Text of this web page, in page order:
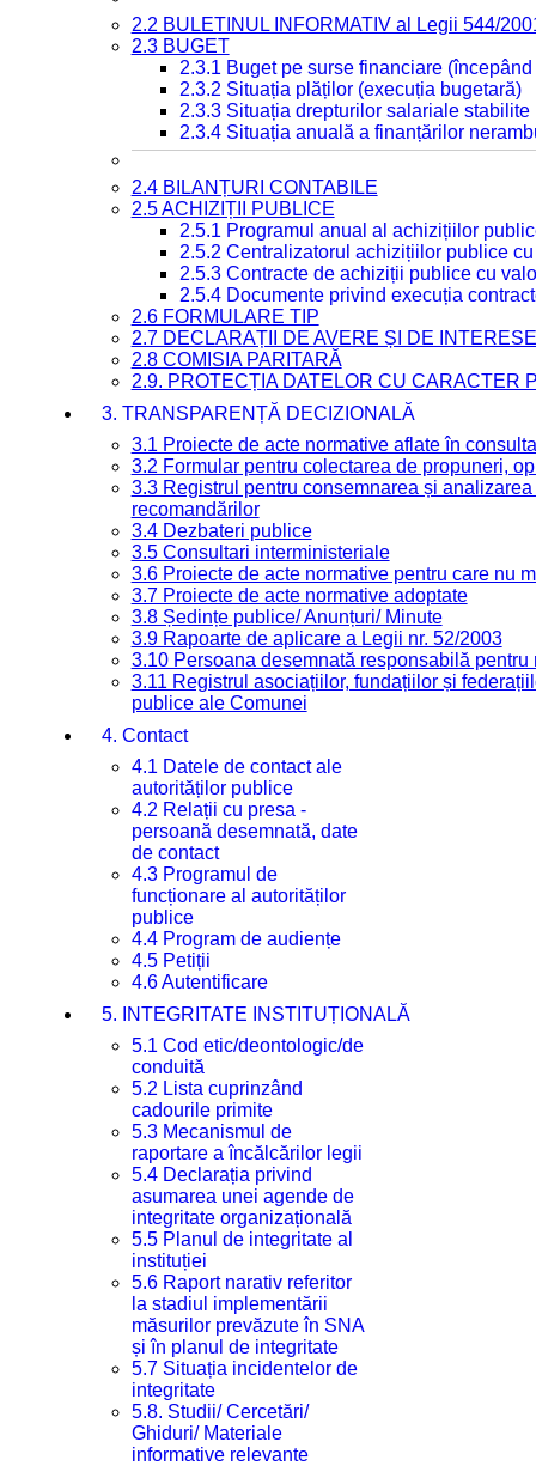
2.2 BULETINUL INFORMATIV al Legii 544/
2.3 BUGET
2.3.1 Buget pe surse financiare
2.3.2 Situația plăților (execuția bugetară)
2.3.3 Situația drepturilor salariale
2.3.4 Situația anuală a finanțărilor
2.4 BILANȚURI CONTABILE
2.5 ACHIZIȚII PUBLICE
2.5.1 Programul anual al achizițiilor
2.5.2 Centralizatorul achizițiilor publice
2.5.3 Contracte de achiziții publice cu
2.5.4 Documente privind execuția
2.6 FORMULARE TIP
2.7 DECLARAȚII DE AVERE ȘI DE INTERESE
2.8 COMISIA PARITARĂ
2.9. PROTECȚIA DATELOR CU CARACTER
3. TRANSPARENȚĂ DECIZIONALĂ
3.1 Proiecte de acte normative aflate în
3.2 Formular pentru colectarea de propuneri,
3.3 Registrul pentru consemnarea și
recomandărilor
3.4 Dezbateri publice
3.5 Consultari interministeriale
3.6 Proiecte de acte normative pentru care nu
3.7 Proiecte de acte normative adoptate
3.8 Ședințe publice/ Anunțuri/ Minute
3.9 Rapoarte de aplicare a Legii nr. 52/2003
3.10 Persoana desemnată responsabilă
3.11 Registrul asociațiilor, fundațiilor și
publice ale Comunei
4. Contact
4.1 Datele de contact ale
autorităților publice
4.2 Relații cu presa -
persoană desemnată, date
de contact
4.3 Programul de
funcționare al autorităților
publice
4.4 Program de audiențe
4.5 Petiții
4.6 Autentificare
5. INTEGRITATE INSTITUȚIONALĂ
5.1 Cod etic/deontologic/de
conduită
5.2 Lista cuprinzând
cadourile primite
5.3 Mecanismul de
raportare a încălcărilor legii
5.4 Declarația privind
asumarea unei agende de
integritate organizațională
5.5 Planul de integritate al
instituției
5.6 Raport narativ referitor
la stadiul implementării
măsurilor prevăzute în SNA
și în planul de integritate
5.7 Situația incidentelor de
integritate
5.8. Studii/ Cercetări/
Ghiduri/ Materiale
informative relevante